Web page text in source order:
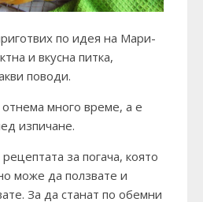
по идея на Мари-
и вкусна питка,
поводи.
много време, а е
изпичане.
за погача, която
може да ползвате и
За да станат по обемни